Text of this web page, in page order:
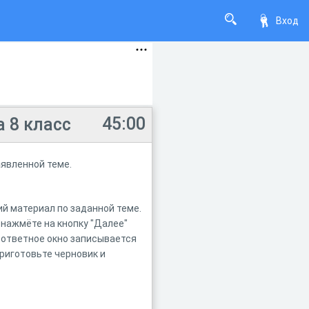
Вход
45:00
8 класс
теме.
материал по заданной теме.
на кнопку "Далее"
окно записывается
черновик и